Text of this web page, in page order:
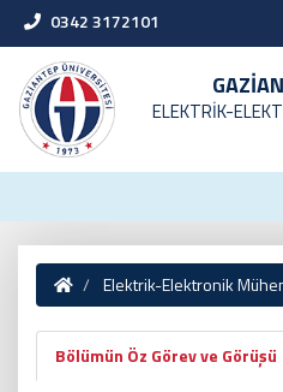
0342 3172101
ELEKTRİK-
Elektrik-Elektronik
Bölümün Öz Görev ve Görüşü